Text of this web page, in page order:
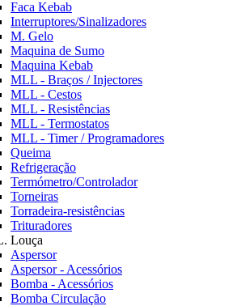
Faca Kebab
Interruptores/Sinalizadores
M. Gelo
Maquina de Sumo
Maquina Kebab
MLL - Braços / Injectores
MLL - Cestos
MLL - Resistências
MLL - Termostatos
MLL - Timer / Programadores
Queima
Refrigeração
Termómetro/Controlador
Torneiras
Torradeira-resistências
Trituradores
Louça
Aspersor
Aspersor - Acessórios
Bomba - Acessórios
Bomba Circulação